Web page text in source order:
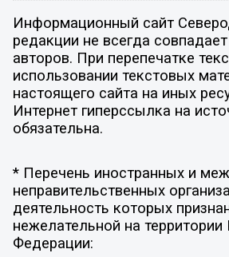
Информационный сайт
редакции не всегда
авторов. При перепечатке
использовании текстовых
настоящего сайта на иных
Интернет гиперссылка на
обязательна.
* Перечень иностранных и
неправительственных
деятельность которых
нежелательной на территории
Федерации: